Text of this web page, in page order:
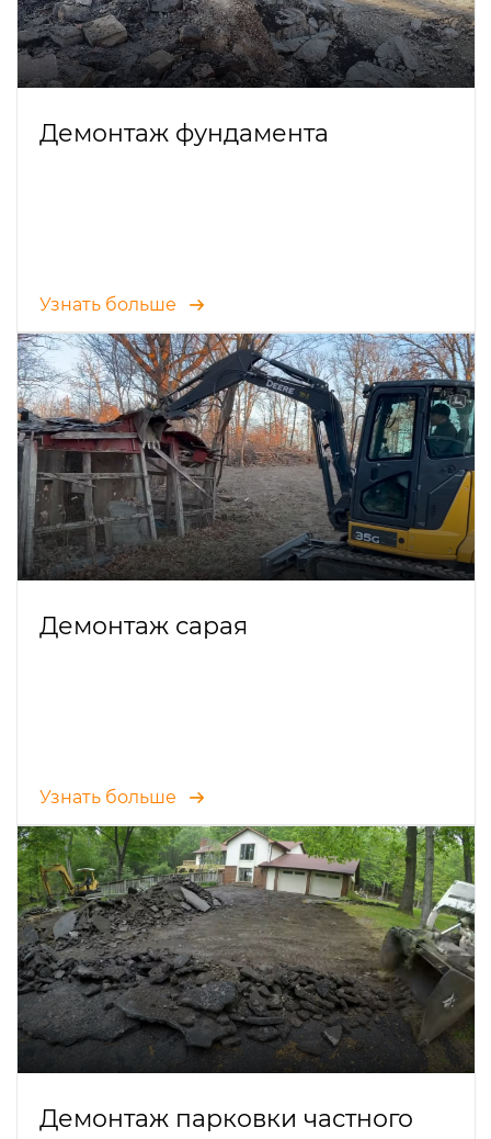
Демонтаж фундамента
Узнать больше
Демонтаж сарая
Узнать больше
Демонтаж парковки частного